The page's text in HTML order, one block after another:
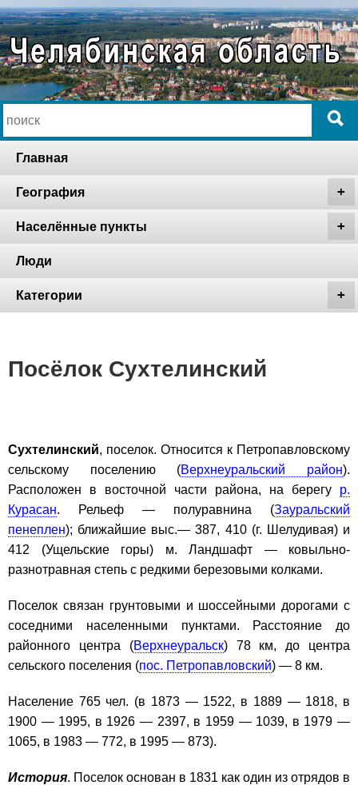
Главная
География
Населённые пункты
Люди
Категории
Посёлок Сухтелинский
Сухтелинский, поселок. Относится к Петропавловскому
сельскому поселению (Верхнеуральский район).
Расположен в восточной части района, на берегу р.
Курасан. Рельеф — полуравнина (Зауральский
пенеплен); ближайшие выс.— 387, 410 (г. Шелудивая) и
412 (Ущельские горы) м. Ландшафт — ковыльно-
разнотравная степь с редкими березовыми колками.
Поселок связан грунтовыми и шоссейными дорогами с
соседними населенными пунктами. Расстояние до
районного центра (Верхнеуральск) 78 км, до центра
сельского поселения (пос. Петропавловский) — 8 км.
Население 765 чел. (в 1873 — 1522, в 1889 — 1818, в
1900 — 1995, в 1926 — 2397, в 1959 — 1039, в 1979 —
1065, в 1983 — 772, в 1995 — 873).
История. Поселок основан в 1831 как один из отрядов в